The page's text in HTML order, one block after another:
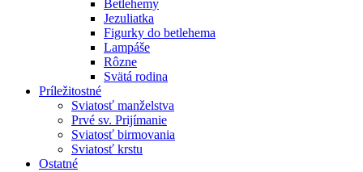
Betlehemy
Jezuliatka
Figurky do betlehema
Lampáše
Rôzne
Svätá rodina
Príležitostné
Sviatosť manželstva
Prvé sv. Prijímanie
Sviatosť birmovania
Sviatosť krstu
Ostatné